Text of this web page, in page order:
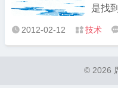
是找
重启
的。
 2012-02-12  技术
© 2026